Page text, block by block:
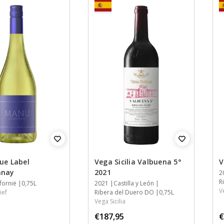
Label
0,75L
Vega Sicilia Valbuena 5°
2021
Jaar
2021
StreekCastilla y León
Streek
Ribera del Duero DO
Inhoud
0,75L
Vega Sicilia
€187,95